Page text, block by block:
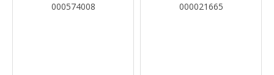
000574008 000021665